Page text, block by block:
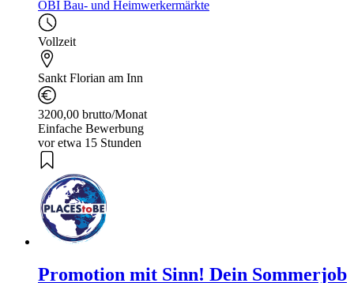
OBI Bau- und Heimwerkermärkte
Vollzeit
Sankt Florian am Inn
3200,00 brutto/Monat
Einfache Bewerbung
vor etwa 15 Stunden
Promotion mit Sinn! Dein Sommerjob